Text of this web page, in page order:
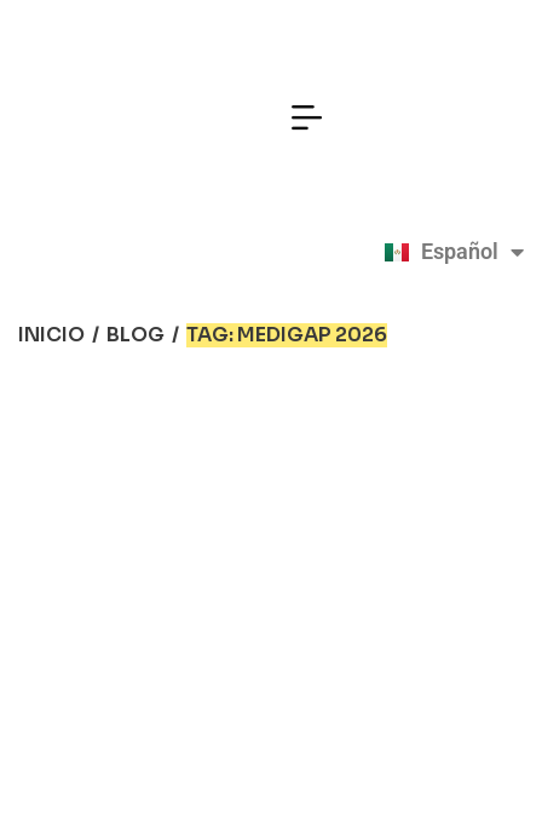
Español
English
INICIO / BLOG / TAG: MEDIGAP 2026